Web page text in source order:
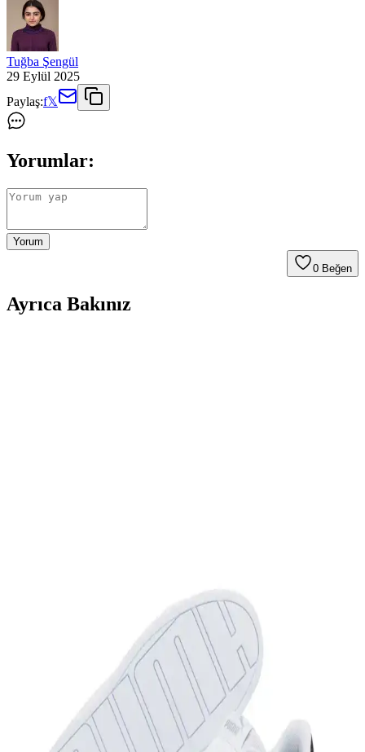
Tuğba Şengül
29 Eylül 2025
Paylaş:f𝕏
Yorumlar:
Yorum
0 Beğen
Ayrıca Bakınız
Konforlu Günlük Kullanım Modeli
Hammer Jack'in hakiki deri spor ayakkabısı, şıklık ve konforu bir
arada sunar. Modern renk ve geometrik desen detaylarıyla günlük ve
spor aktiviteleri için ideal, unisex tasarımıyla geniş kullanıcı kitlesine
Benetton BN-30196 3374 Bordo Kadın Spor
Ayakkabı: Şıklık ve Konforun Birleşimi